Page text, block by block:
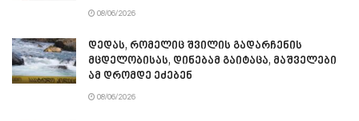
08/06/2026
დედას, რომელიც შვილის გადარჩენის
მცდელობისას, დინებამ გაიტაცა, მაშველები
ამ დრომდე ეძებენ
08/06/2026